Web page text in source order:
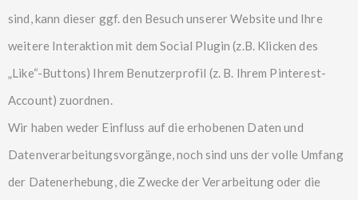
sind, kann dieser ggf. den Besuch unserer Website und Ihre
weitere Interaktion mit dem Social Plugin (z.B. Klicken des
„Like“-Buttons) Ihrem Benutzerprofil (z. B. Ihrem Pinterest-
Account) zuordnen.
Wir haben weder Einfluss auf die erhobenen Daten und
Datenverarbeitungsvorgänge, noch sind uns der volle Umfang
der Datenerhebung, die Zwecke der Verarbeitung oder die